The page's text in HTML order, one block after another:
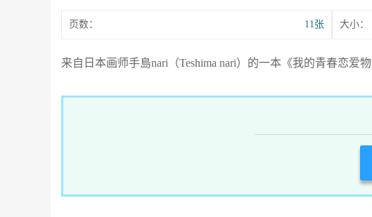
页数： 11张 大小：
来自日本画师手島nari（Teshima nari）的一本《我的青春恋